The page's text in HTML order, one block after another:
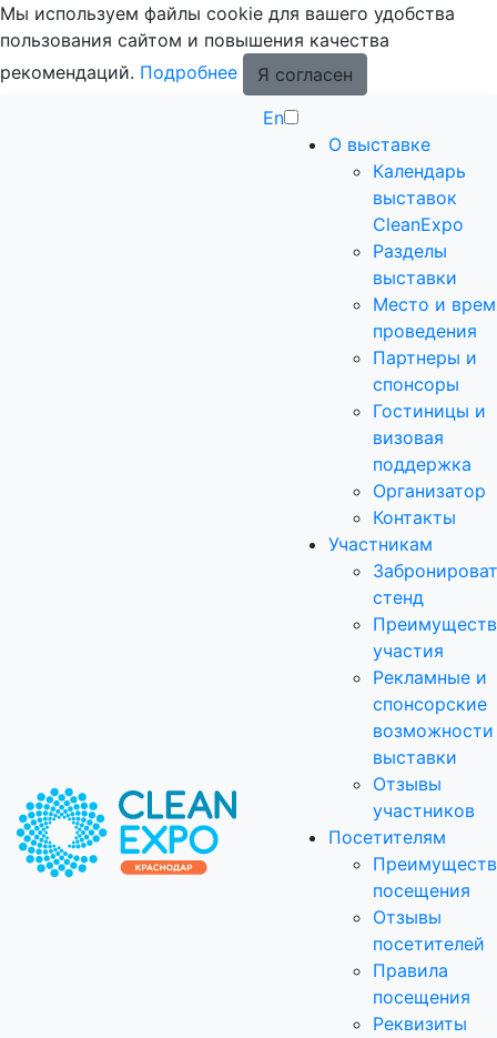
Мы используем файлы cookie для вашего удобства
пользования сайтом и повышения качества
рекомендаций. Подробнее
Я согласен
En
О выставке
Календарь
выставок
CleanExpo
Разделы
выставки
Место и
проведения
Партнеры и
спонсоры
Гостиницы и
визовая
поддержка
Организатор
Контакты
Участникам
стенд
участия
Рекламные и
спонсорские
возможности
выставки
Отзывы
участников
Посетителям
посещения
Отзывы
посетителей
Правила
посещения
Реквизиты